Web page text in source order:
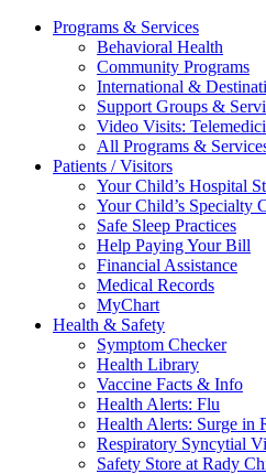
Programs & Services
Behavioral Health
Community Programs
International &
Support Groups &
Video Visits:
All Programs &
Patients / Visitors
Your Child’s Hospital
Your Child’s Specialty
Safe Sleep Practices
Help Paying Your Bill
Financial Assistance
Medical Records
MyChart
Health & Safety
Symptom Checker
Health Library
Vaccine Facts & Info
Health Alerts: Flu
Health Alerts: Surge in
Respiratory Syncytial
Safety Store at Rady